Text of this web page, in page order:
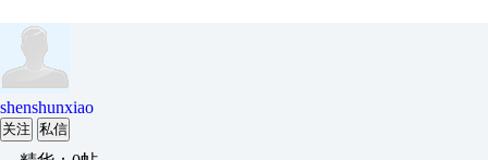
shenshunxiao
关注 私信